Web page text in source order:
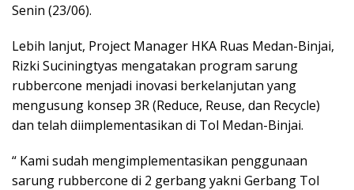
Senin (23/06).
Lebih lanjut, Project Manager HKA Ruas Medan-Binjai,
Rizki Suciningtyas mengatakan program sarung
rubbercone menjadi inovasi berkelanjutan yang
mengusung konsep 3R (Reduce, Reuse, dan Recycle)
dan telah diimplementasikan di Tol Medan-Binjai.
“ Kami sudah mengimplementasikan penggunaan
sarung rubbercone di 2 gerbang yakni Gerbang Tol